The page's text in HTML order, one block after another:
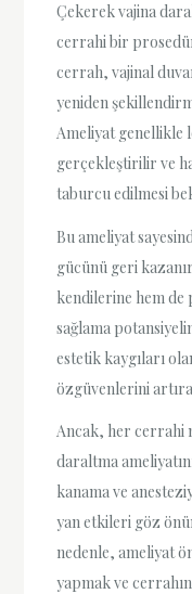
Çekerek vajina
cerrahi bir
cerrah, vajinal
yeniden
Ameliyat genellikle
gerçekleştirilir ve
taburcu edilmesi
Bu ameliyat
gücünü geri
kendilerine hem
sağlama
estetik kaygıları
özgüvenlerini
Ancak, her cerrahi
daraltma
kanama ve
yan etkileri göz
nedenle, ameliyat
yapmak ve